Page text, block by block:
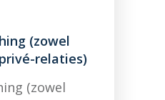
(zowel
relaties)
(zowel